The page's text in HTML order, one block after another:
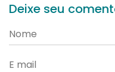
Deixe seu